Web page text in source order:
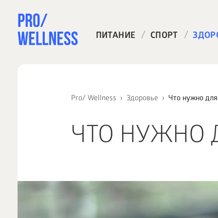
ПИТАНИЕ / СПОРТ /
Pro/ Wellness Здоровье Что нужно
ЧТО НУЖНО